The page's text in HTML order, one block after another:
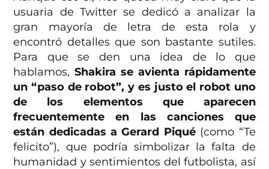
usuaria de Twitter se dedicó a analizar la
gran mayoría de letra de esta rola y
encontró detalles que son bastante sutiles.
Para que se den una idea de lo que
hablamos,Shakira se avienta rápidamente
un “paso de robot”, y es justo el robot uno
de los elementos que aparecen
frecuentemente en las canciones que
están dedicadas a Gerard Piqué(como “Te
felicito”), que podría simbolizar la falta de
humanidad y sentimientos del futbolista, así